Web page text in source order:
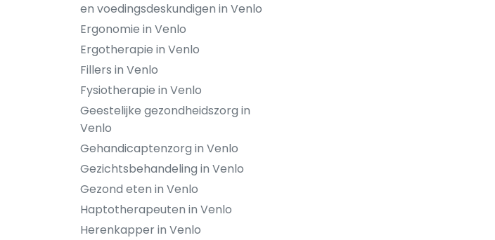
en voedingsdeskundigen in Venlo
Ergonomie in Venlo
Ergotherapie in Venlo
Fillers in Venlo
Fysiotherapie in Venlo
Geestelijke gezondheidszorg in
Venlo
Gehandicaptenzorg in Venlo
Gezichtsbehandeling in Venlo
Gezond eten in Venlo
Haptotherapeuten in Venlo
Herenkapper in Venlo